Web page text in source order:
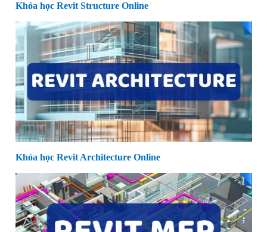
Khóa học Revit Structure Online
Khóa học Revit Architecture Online